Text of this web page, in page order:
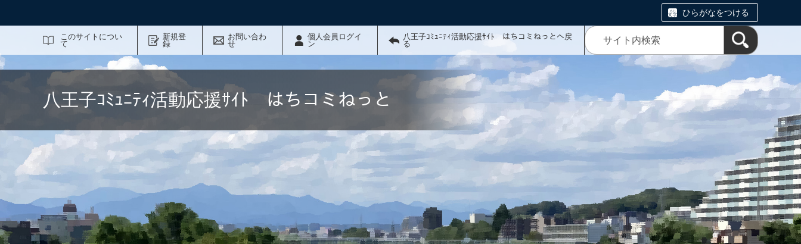
ひらがなをつける
このサイトについ
て
新規登
録
お問い合わ
せ
個人会員ログイ
ン
八王子ｺﾐｭﾆﾃｨ活動応援ｻｲﾄ はちコミねっとへ戻
る
八王子ｺﾐｭﾆﾃｨ活動応援ｻｲﾄ はちコミねっと